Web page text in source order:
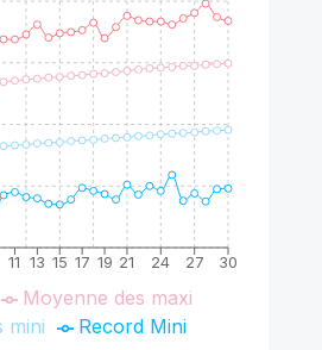
11 13 15 17 19 21 24 27 30
Moyenne des maxi
mini
Record Mini